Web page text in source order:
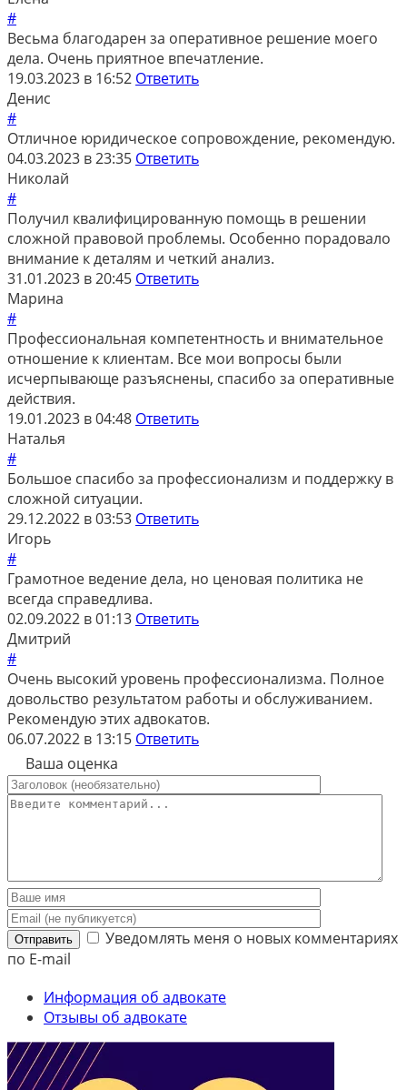
#
Весьма благодарен за оперативное решение моего
дела. Очень приятное впечатление.
19.03.2023 в 16:52 Ответить
Денис
#
Отличное юридическое сопровождение, рекомендую.
04.03.2023 в 23:35 Ответить
Николай
#
Получил квалифицированную помощь в решении
сложной правовой проблемы. Особенно порадовало
внимание к деталям и четкий анализ.
31.01.2023 в 20:45 Ответить
Марина
#
Профессиональная компетентность и внимательное
отношение к клиентам. Все мои вопросы были
исчерпывающе разъяснены, спасибо за оперативные
действия.
19.01.2023 в 04:48 Ответить
Наталья
#
Большое спасибо за профессионализм и поддержку в
сложной ситуации.
29.12.2022 в 03:53 Ответить
Игорь
#
Грамотное ведение дела, но ценовая политика не
всегда справедлива.
02.09.2022 в 01:13 Ответить
Дмитрий
#
Очень высокий уровень профессионализма. Полное
довольство результатом работы и обслуживанием.
Рекомендую этих адвокатов.
06.07.2022 в 13:15 Ответить
Ваша оценка
Отправить
Уведомлять меня о новых комментариях
по E-mail
Информация об адвокате
Отзывы об адвокате